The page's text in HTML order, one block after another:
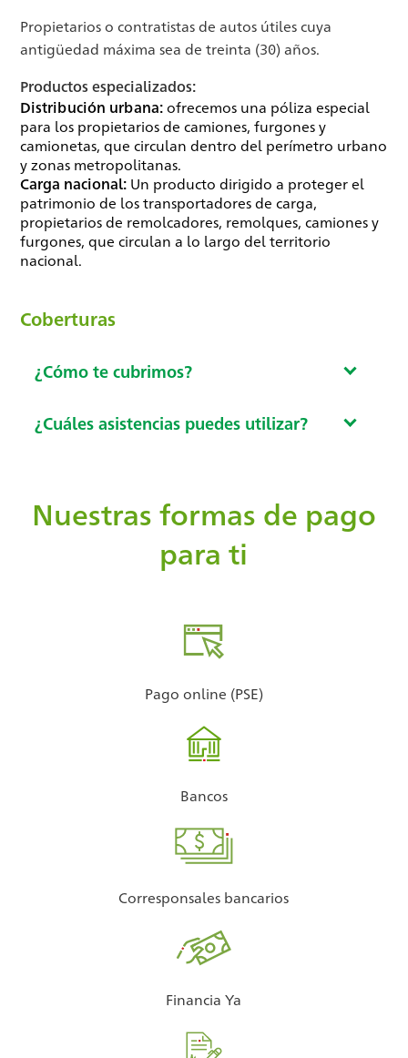
Propietarios o contratistas de autos útiles cuya
antigüedad máxima sea de treinta (30) años.
Productos especializados:
Distribución urbana:ofrecemos una póliza especial
para los propietarios de camiones, furgones y
camionetas, que circulan dentro del perímetro urbano
y zonas metropolitanas.
Carga nacional: Un producto dirigido a proteger el
patrimonio de los transportadores de carga,
propietarios de remolcadores, remolques, camiones y
furgones, que circulan a lo largo del territorio
nacional.
Coberturas
¿Cómo te cubrimos?
¿Cuáles asistencias puedes utilizar?
Nuestras formas de pago
para ti
Pago online (PSE)
Bancos
Corresponsales bancarios
Financia Ya